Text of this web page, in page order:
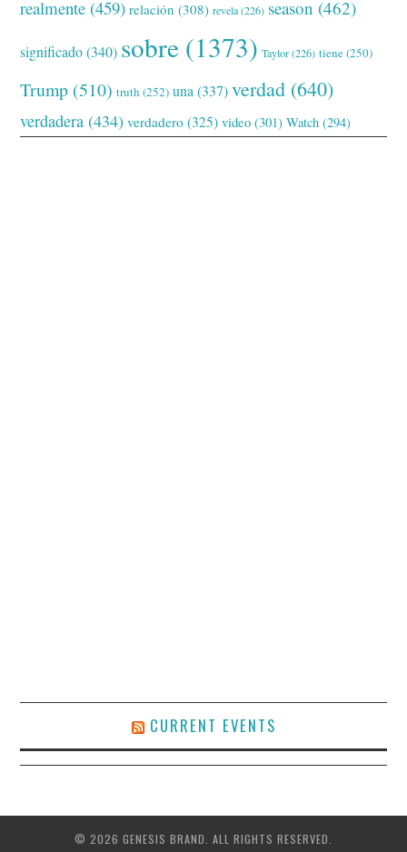
realmente (459) relación (308) revela(226) season (462)
significado(340) sobre (1373) Taylor(226) tiene(250)
Trump (510) truth (252) una (337) verdad (640)
verdadera (434) verdadero (325) video (301) Watch (294)
CURRENT EVENTS
© 2026 GENESIS BRAND. ALL RIGHTS RESERVED.